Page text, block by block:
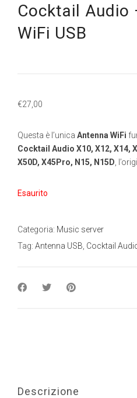
Cocktail Audio
WiFi USB
€27,00
Questa è l’unica Antenna WiFi
Cocktail Audio X10, X12, X14,
X50D, X45Pro, N15, N15D ,
Esaurito
Categoria: Music server
Tag: Antenna USB Cocktail
Descrizione